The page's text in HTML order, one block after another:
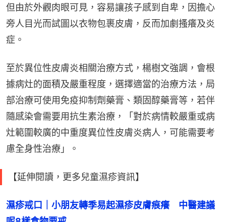
但由於外觀肉眼可見，容易讓孩子感到自卑，因擔心
旁人目光而試圖以衣物包裹皮膚，反而加劇搔癢及炎
症。
至於異位性皮膚炎相關治療方式，楊樹文強調，會根
據病灶的面積及嚴重程度，選擇適當的治療方法，局
部治療可使用免疫抑制劑藥膏、類固醇藥膏等，若伴
隨感染會需要用抗生素治療，「對於病情較嚴重或病
灶範圍較廣的中重度異位性皮膚炎病人，可能需要考
慮全身性治療」。
【延伸閱讀，更多兒童濕疹資訊】
濕疹戒口｜小朋友轉季易起濕疹皮膚痕癢　中醫建議